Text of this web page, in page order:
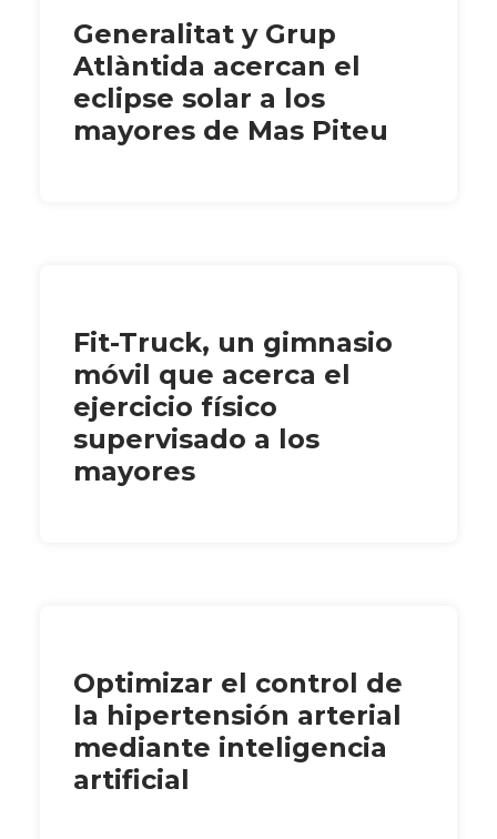
Generalitat y Grup
Atlàntida acercan el
eclipse solar a los
mayores de Mas Piteu
Fit-Truck, un gimnasio
móvil que acerca el
ejercicio físico
supervisado a los
mayores
Optimizar el control de
la hipertensión arterial
mediante inteligencia
artificial